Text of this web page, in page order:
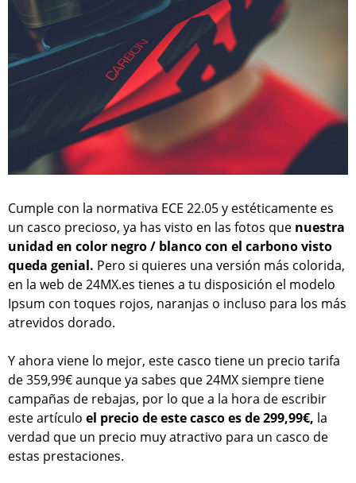
Cumple con la normativa ECE 22.05 y estéticamente es
un casco precioso, ya has visto en las fotos que nuestra
unidad en color negro / blanco con el carbono visto
queda genial. Pero si quieres una versión más colorida,
en la web de 24MX.es tienes a tu disposición el modelo
Ipsum con toques rojos, naranjas o incluso para los más
atrevidos dorado.
Y ahora viene lo mejor, este casco tiene un precio tarifa
de 359,99€ aunque ya sabes que 24MX siempre tiene
campañas de rebajas, por lo que a la hora de escribir
este artículo el precio de este casco es de 299,99€, la
verdad que un precio muy atractivo para un casco de
estas prestaciones.